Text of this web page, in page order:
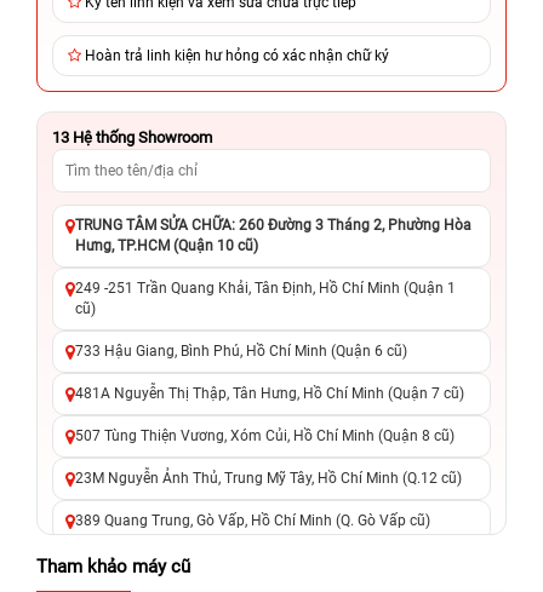
Hoàn trả linh kiện hư hỏng có xác nhận chữ ký
13 Hệ thống Showroom
TRUNG TÂM SỬA CHỮA: 260 Đường 3 Tháng 2, Phường Hòa
Hưng, TP.HCM (Quận 10 cũ)
249 -251 Trần Quang Khải, Tân Định, Hồ Chí Minh (Quận 1
cũ)
733 Hậu Giang, Bình Phú, Hồ Chí Minh (Quận 6 cũ)
481A Nguyễn Thị Thập, Tân Hưng, Hồ Chí Minh (Quận 7 cũ)
507 Tùng Thiện Vương, Xóm Củi, Hồ Chí Minh (Quận 8 cũ)
23M Nguyễn Ảnh Thủ, Trung Mỹ Tây, Hồ Chí Minh (Q.12 cũ)
389 Quang Trung, Gò Vấp, Hồ Chí Minh (Q. Gò Vấp cũ)
625 - 625A Âu Cơ, Tân Phú, Hồ Chí Minh (Quận Tân Phú cũ)
Tham khảo máy cũ